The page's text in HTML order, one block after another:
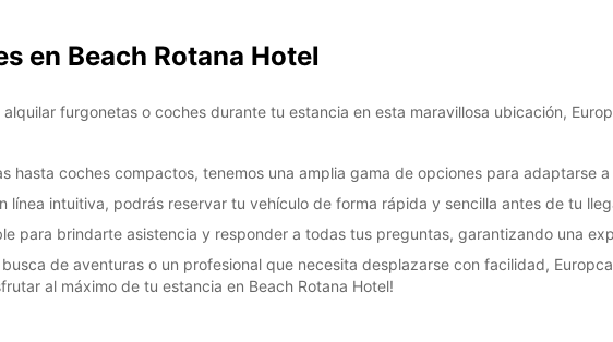
en Beach Rotana Hotel
furgonetas o coches durante tu estancia en esta maravillosa ubicación,
hasta coches compactos, tenemos una amplia gama de opciones para adaptarse
línea intuitiva, podrás reservar tu vehículo de forma rápida y sencilla antes de tu
para brindarte asistencia y responder a todas tus preguntas, garantizando una
de aventuras o un profesional que necesita desplazarse con facilidad,
al máximo de tu estancia en Beach Rotana Hotel!